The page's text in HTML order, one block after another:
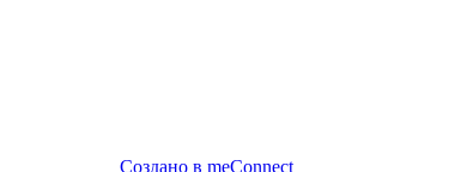
Создано в meConnect